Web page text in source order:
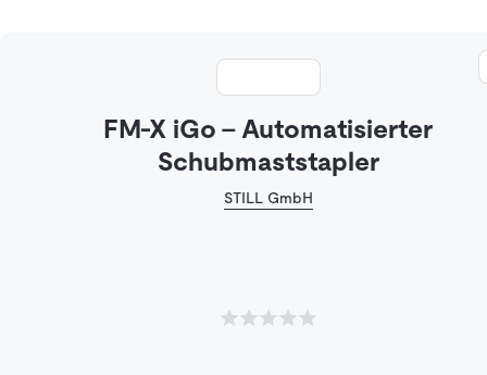
FM-X iGo - Automatisierter
Schubmaststapler
STILL GmbH